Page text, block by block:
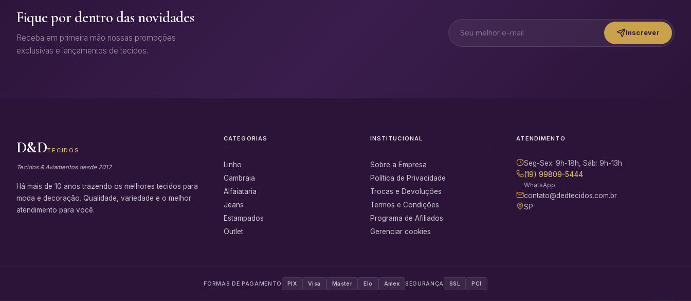
Fique por dentro das novidades
Receba em primeira mão nossas promoções
exclusivas e lançamentos de tecidos.
Inscrever
D&DTECIDOS
Tecidos & Aviamentos desde 2012
Há mais de 10 anos trazendo os melhores tecidos para
moda e decoração. Qualidade, variedade e o melhor
atendimento para você.
CATEGORIAS
Linho
Cambraia
Alfaiataria
Jeans
Estampados
Outlet
INSTITUCIONAL
Sobre a Empresa
Política de Privacidade
Trocas e Devoluções
Termos e Condições
Programa de Afiliados
Gerenciar cookies
ATENDIMENTO
Seg-Sex: 9h-18h, Sáb: 9h-13h
(19) 99809-5444
WhatsApp
contato@dedtecidos.com.br
SP
FORMAS DE PAGAMENTO PIX Visa Master Elo Amex SEGURANÇA SSL PCI